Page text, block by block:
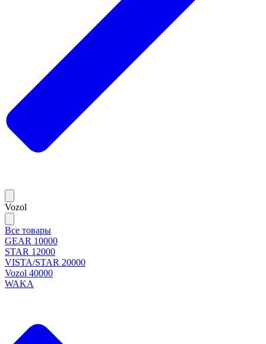
Vozol
Все товары
GEAR 10000
STAR 12000
VISTA/STAR 20000
Vozol 40000
WAKA